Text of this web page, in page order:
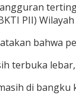
PII)
bahwa
terbuka
di